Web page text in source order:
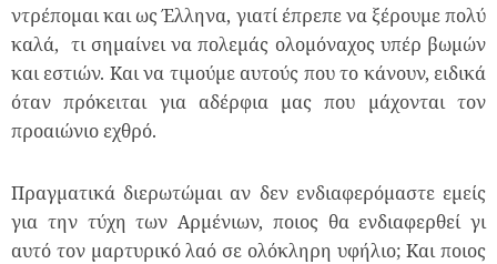
ντρέπομαι και ως Έλληνα, γιατί έπρεπε να ξέρουμε πολύ
καλά, τι σημαίνει να πολεμάς ολομόναχος υπέρ βωμών
και εστιών. Και να τιμούμε αυτούς που το κάνουν, ειδικά
όταν πρόκειται για αδέρφια μας που μάχονται τον
προαιώνιο εχθρό.
Πραγματικά διερωτώμαι αν δεν ενδιαφερόμαστε εμείς
για την τύχη των Αρμένιων, ποιος θα ενδιαφερθεί γι
αυτό τον μαρτυρικό λαό σε ολόκληρη υφήλιο; Και ποιος